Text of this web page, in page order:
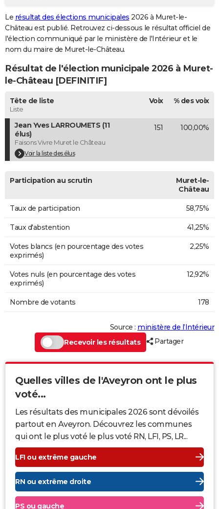
GUIDES D'ACHAT
BONS PLANS
CARTE DE VOEUX
Dictionnaire
Biographies
Citations
Expressions
Proverbes
PROGRAMME TV
COPAINS D'AVANT
S'inscrire
Se connecter
Lycées
Collèges
Primaires
Universités
Entreprises
Service militaire
Avis de recherche
AVIS DE DÉCÈS
Le résultat des élections municipales 2026 à Muret-le-
Château est publié. Retrouvez ci-dessous le résultat officiel de
l'élection communiqué par le ministère de l'Intérieur et le
nom du maire de Muret-le-Château.
Résultat de l'élection municipale 2026 à Muret-
le-Château [DEFINITIF]
Tête de liste
Liste
Voix % des voix
Jean Yves LARROUMETS (11
élus)
Faisons Vivre Muret le Château
Voir la liste des élus
151 100,00%
Participation au scrutin
Muret-le-
Château
Taux de participation 58,75%
Taux d'abstention 41,25%
Votes blancs (en pourcentage des votes
exprimés)
2,25%
Votes nuls (en pourcentage des votes
exprimés)
12,92%
Nombre de votants 178
Source : ministère de l’Intérieur
Recevoir les résultats
Partager
Quelles villes de l'Aveyron ont le plus
voté...
Les résultats des municipales 2026 sont dévoilés
partout en Aveyron. Découvrez les communes
qui ont le plus voté le plus voté RN, LFI, PS, LR...
LFI ou extrême gauche
RN ou extrême droite
PS ou gauche